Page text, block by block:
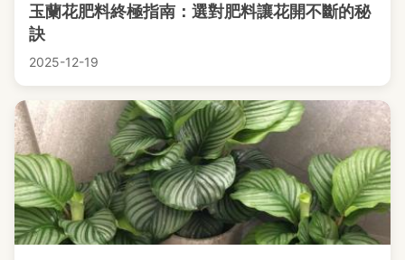
玉蘭花肥料終極指南：選對肥料讓花開不斷的秘
訣
2025-12-19